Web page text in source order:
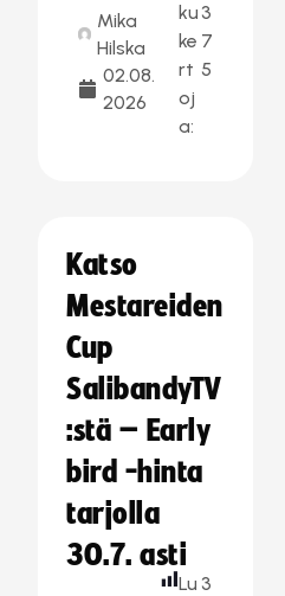
Mika
Hilska
02.08.
2026
ku
ke
rt
oj
a:
3
7
5
Katso
Mestareiden
Cup
SalibandyTV
:stä – Early
bird -hinta
tarjolla
30.7. asti
Lu 3